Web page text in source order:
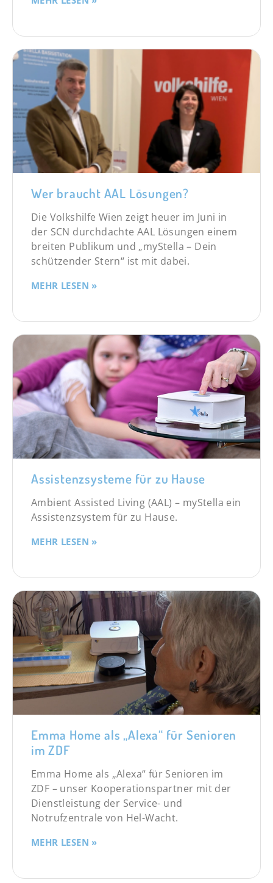
Wer braucht AAL Lösungen?
Die Volkshilfe Wien zeigt heuer im Juni in
der SCN durchdachte AAL Lösungen einem
breiten Publikum und „myStella – Dein
schützender Stern“ ist mit dabei.
MEHR LESEN »
Assistenzsysteme für zu Hause
Ambient Assisted Living (AAL) – myStella ein
Assistenzsystem für zu Hause.
MEHR LESEN »
Emma Home als „Alexa“ für Senioren
im ZDF
Emma Home als „Alexa“ für Senioren im
ZDF – unser Kooperationspartner mit der
Dienstleistung der Service- und
Notrufzentrale von Hel-Wacht.
MEHR LESEN »